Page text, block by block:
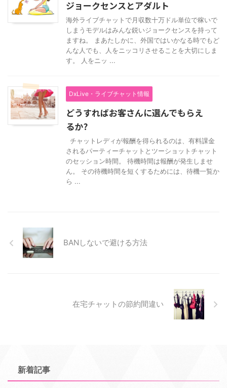
ジョークセンスとアダルト
海外ライブチャットで月収数十万ドル単位で稼いで
しまうモデルはみんな鋭いジョークセンスを持って
ますね。 まあたしかに、外国ではいかなる時でもど
んな人でも、人をニッコリさせることを大切にしま
す。 人をニッ ...
DxLive・ライブチャット情報
どうすればお客さんに選んでもらえ
るか?
チャットレディが報酬を得られるのは、有料課金
されるパーティーチャットとツーショットチャット
のセッション時間。 待機時間は報酬が発生しませ
ん。 その待機時間を短くするためには、待機一覧か
ら ...
BANしないで避ける方法
在宅チャットの節約間違い
新着記事